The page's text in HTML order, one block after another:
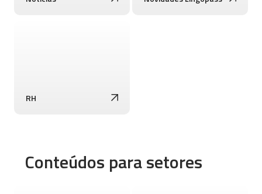
RH
Conteúdos para setores